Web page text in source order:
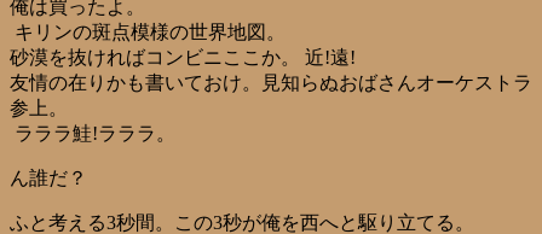
俺は買ったよ。
キリンの斑点模様の世界地図。
砂漠を抜ければコンビニここか。 近!遠!
友情の在りかも書いておけ。見知らぬおばさんオーケストラ
参上。
ラララ鮭!ラララ。
ん誰だ？
ふと考える3秒間。この3秒が俺を西へと駆り立てる。